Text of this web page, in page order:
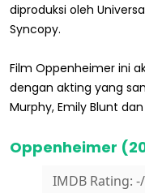
diproduksi oleh
Syncopy.
Film Oppenheimer ini
dengan akting yang
Murphy, Emily Blunt
Oppenheimer
IMDB Rating: